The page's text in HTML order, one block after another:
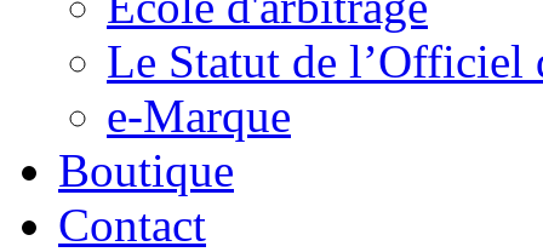
Le Statut de l’Officiel
e-Marque
Boutique
Contact